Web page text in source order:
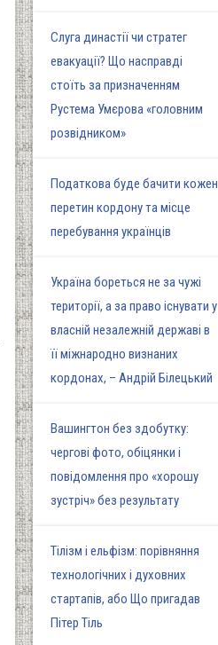
Слуга династії чи стратег
евакуації? Що насправді
стоїть за призначенням
Рустема Умєрова «головним
розвідником»
Податкова буде бачити кожен
перетин кордону та місце
перебування українців
Україна бореться не за чужі
території, а за право існувати у
власній незалежній державі в
її міжнародно визнаних
кордонах, – Андрій Білецький
Вашингтон без здобутку:
чергові фото, обіцянки і
повідомлення про «хорошу
зустріч» без результату
Тілізм і ельфізм: порівняння
технологічних і духовних
стартапів, або Що пригадав
Пітер Тіль